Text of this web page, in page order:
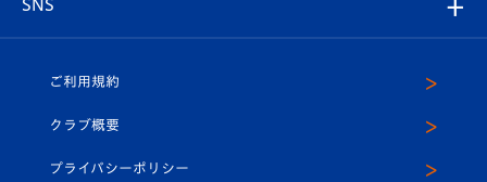
ホームタウン
U-18
SNS
ヴィヴィくんインスタグラム
公式LINE＠
ご利用規約
クラブ概要
プライバシーポリシー